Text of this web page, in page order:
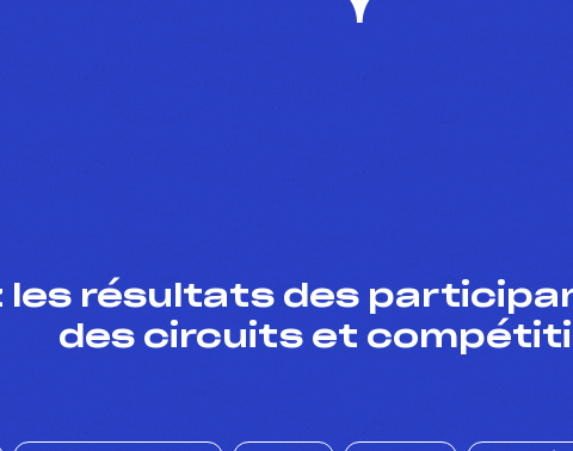
les résultats des
des circuits et